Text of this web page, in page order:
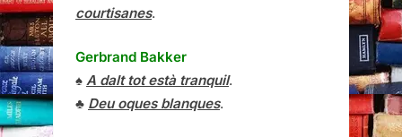
courtisanes.
Gerbrand Bakker
♠ A dalt tot està tranquil.
♣ Deu oques blanques.